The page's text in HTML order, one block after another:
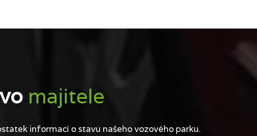
majitele
informací o stavu našeho vozového parku.